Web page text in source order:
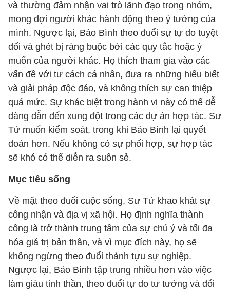
và thường đảm nhận vai trò lãnh đạo trong nhóm,
mong đợi người khác hành động theo ý tưởng của
mình. Ngược lại, Bảo Bình theo đuổi sự tự do tuyệt
đối và ghét bị ràng buộc bởi các quy tắc hoặc ý
muốn của người khác. Họ thích tham gia vào các
vấn đề với tư cách cá nhân, đưa ra những hiểu biết
và giải pháp độc đáo, và không thích sự can thiệp
quá mức. Sự khác biệt trong hành vi này có thể dễ
dàng dẫn đến xung đột trong các dự án hợp tác. Sư
Tử muốn kiểm soát, trong khi Bảo Bình lại quyết
đoán hơn. Nếu không có sự phối hợp, sự hợp tác
sẽ khó có thể diễn ra suôn sẻ.
Mục tiêu sống
Về mặt theo đuổi cuộc sống, Sư Tử khao khát sự
công nhận và địa vị xã hội. Họ định nghĩa thành
công là trở thành trung tâm của sự chú ý và tối đa
hóa giá trị bản thân, và vì mục đích này, họ sẽ
không ngừng theo đuổi thành tựu sự nghiệp.
Ngược lại, Bảo Bình tập trung nhiều hơn vào việc
làm giàu tinh thần, theo đuổi tự do tư tưởng và đổi